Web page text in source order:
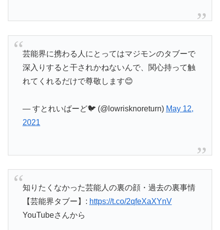
芸能界に携わる人にとってはマジモンのタブーで
深入りすると干されかねないんで、関心持って触
れてくれるだけで尊敬します😊
— すとれいばーど🐦 (@lowrisknoreturn) May 12,
2021
知りたくなかった芸能人の裏の顔・過去の裏事情
【芸能界タブー】: https://t.co/2qfeXaXYnV
YouTubeさんから